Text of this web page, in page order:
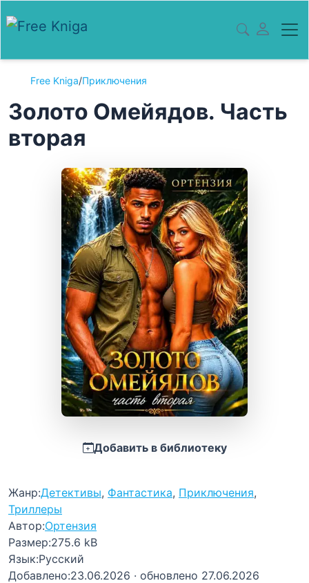
Free Kniga/Приключения
Золото Омейядов. Часть
вторая
Добавить в библиотеку
Жанр:Детективы, Фантастика, Приключения,
Триллеры
Автор:Ортензия
Размер:275.6 kB
Язык:Русский
Добавлено:23.06.2026 · обновлено 27.06.2026